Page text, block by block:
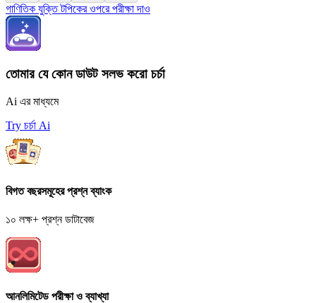
গাণিতিক যুক্তি টপিকের ওপরে পরীক্ষা দাও
তোমার যে কোন ডাউট সলভ করো চর্চা
Ai এর মাধ্যমে
Try চর্চা Ai
বিগত বছরসমূহের প্রশ্ন ব্যাংক
১০ লক্ষ+ প্রশ্ন ডাটাবেজ
আনলিমিটেড পরীক্ষা ও ব্যাখ্যা